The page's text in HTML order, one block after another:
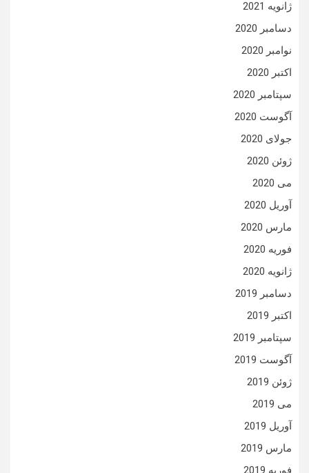
ژانویه 2021
دسامبر 2020
نوامبر 2020
اکتبر 2020
سپتامبر 2020
آگوست 2020
جولای 2020
ژوئن 2020
می 2020
آوریل 2020
مارس 2020
فوریه 2020
ژانویه 2020
دسامبر 2019
اکتبر 2019
سپتامبر 2019
آگوست 2019
ژوئن 2019
می 2019
آوریل 2019
مارس 2019
فوریه 2019